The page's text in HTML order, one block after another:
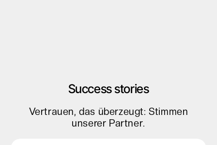
Success stories
Vertrauen, das überzeugt: Stimmen
unserer Partner.